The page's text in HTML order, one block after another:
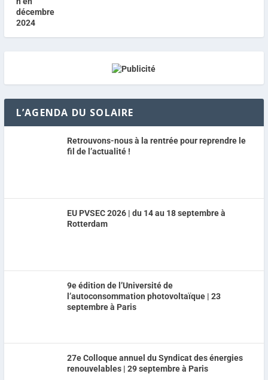
L’AGENDA DU SOLAIRE
Retrouvons-nous à la rentrée pour reprendre le
fil de l’actualité !
EU PVSEC 2026 | du 14 au 18 septembre à
Rotterdam
9e édition de l’Université de
l’autoconsommation photovoltaïque | 23
septembre à Paris
27e Colloque annuel du Syndicat des énergies
renouvelables | 29 septembre à Paris